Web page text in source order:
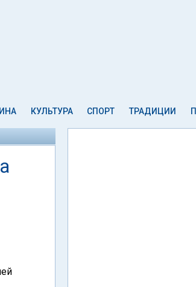
КУЛЬТУРА СПОРТ ТРАДИЦИИ